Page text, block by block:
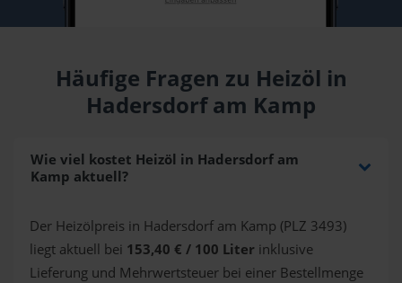
Häufige Fragen zu Heizöl in
Hadersdorf am Kamp
Wie viel kostet Heizöl in Hadersdorf am
Kamp aktuell?
Der Heizölpreis in Hadersdorf am Kamp (PLZ 3493)
liegt aktuell bei 153,40 € / 100 Liter inklusive
Lieferung und Mehrwertsteuer bei einer Bestellmenge